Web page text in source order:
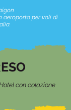
aeroporto per voli di
con colazione